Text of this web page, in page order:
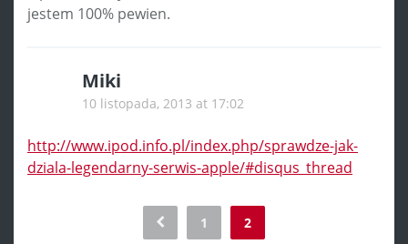
jestem 100% pewien.
Miki
10 listopada, 2013 at 17:02
http://www.ipod.info.pl/index.php/sprawdze-jak-
dziala-legendarny-serwis-apple/#disqus_thread
1 2